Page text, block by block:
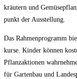
kräu­tern und
punkt der Ausstellung.
Das Rah­men­pro­gramm
kur­se. Kin­der kön­nen
Pflanz­ak­tio­nen
für Gar­ten­bau und